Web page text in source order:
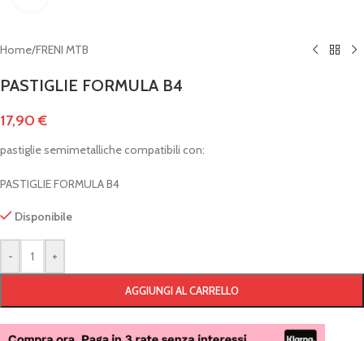
Home/FRENI MTB
PASTIGLIE FORMULA B4
17,90€
pastiglie semimetalliche compatibili con:
PASTIGLIE FORMULA B4
Disponibile
- +
AGGIUNGI AL CARRELLO